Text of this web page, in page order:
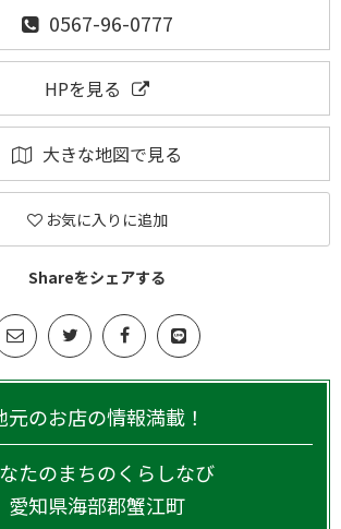
0567-96-0777
HPを見る
大きな地図で見る
お気に入りに追加
Shareをシェアする
元のお店の情報満載！
たのまちのくらしなび
愛知県海部郡蟹江町